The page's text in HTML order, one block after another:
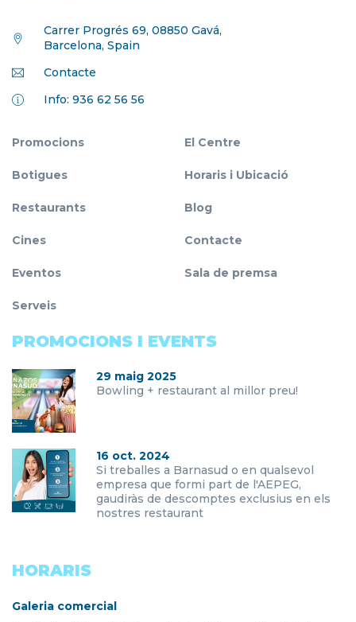
Carrer Progrés 69, 08850 Gavá,
Barcelona, Spain
Contacte
Info: 936 62 56 56
Promocions
Botigues
Restaurants
Cines
Eventos
Serveis
El Centre
Horaris i Ubicació
Blog
Contacte
Sala de premsa
PROMOCIONS I EVENTS
29 maig 2025
Bowling + restaurant al millor preu!
16 oct. 2024
Si treballes a Barnasud o en qualsevol
empresa que formi part de l'AEPEG,
gaudiràs de descomptes exclusius en els
nostres restaurant
HORARIS
Galeria comercial